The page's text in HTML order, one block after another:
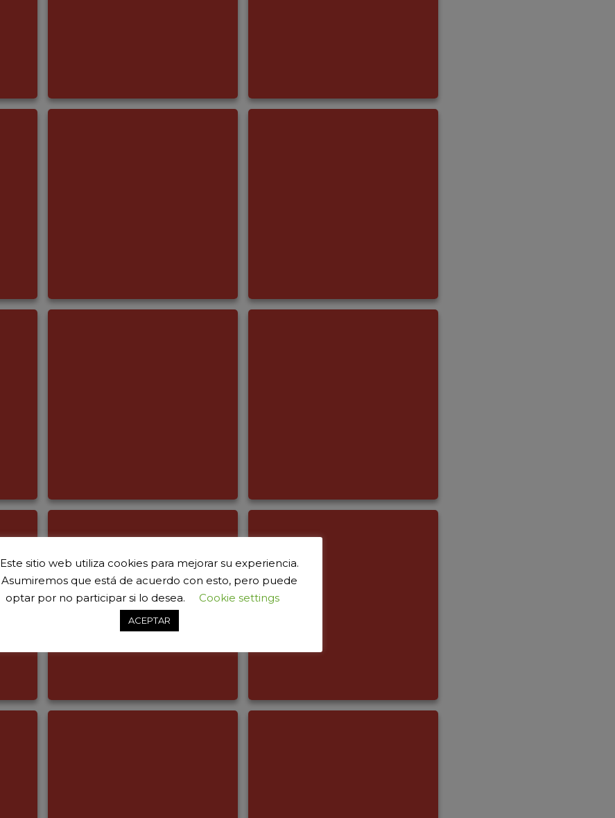
Este sitio web utiliza cookies para mejorar su experiencia.
Asumiremos que está de acuerdo con esto, pero puede
optar por no participar si lo desea.
Cookie settings
ACEPTAR